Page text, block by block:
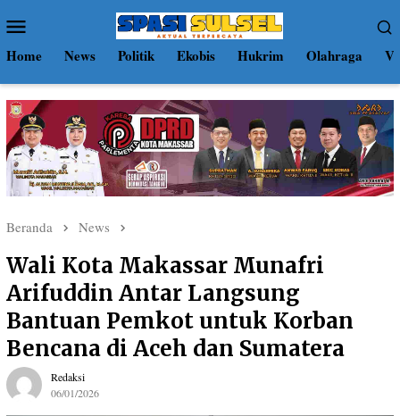
ke
kontenMobile
Home News Politik Ekobis Hukrim Olahraga
Beranda News
Wali Kota Makassar Munafri
Arifuddin Antar Langsung
Bantuan Pemkot untuk Korban
Bencana di Aceh dan Sumatera
Redaksi
06/01/2026